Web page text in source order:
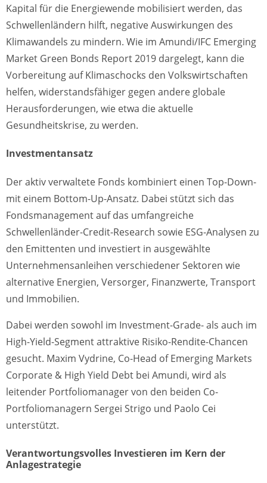
Kapital für die Energiewende mobilisiert werden, das
Schwellenländern hilft, negative Auswirkungen des
Klimawandels zu mindern. Wie im Amundi/IFC Emerging
Market Green Bonds Report 2019 dargelegt, kann die
Vorbereitung auf Klimaschocks den Volkswirtschaften
helfen, widerstandsfähiger gegen andere globale
Herausforderungen, wie etwa die aktuelle
Gesundheitskrise, zu werden.
Investmentansatz
Der aktiv verwaltete Fonds kombiniert einen Top-Down-
mit einem Bottom-Up-Ansatz. Dabei stützt sich das
Fondsmanagement auf das umfangreiche
Schwellenländer-Credit-Research sowie ESG-Analysen zu
den Emittenten und investiert in ausgewählte
Unternehmensanleihen verschiedener Sektoren wie
alternative Energien, Versorger, Finanzwerte, Transport
und Immobilien.
Dabei werden sowohl im Investment-Grade- als auch im
High-Yield-Segment attraktive Risiko-Rendite-Chancen
gesucht. Maxim Vydrine, Co-Head of Emerging Markets
Corporate & High Yield Debt bei Amundi, wird als
leitender Portfoliomanager von den beiden Co-
Portfoliomanagern Sergei Strigo und Paolo Cei
unterstützt.
Verantwortungsvolles Investieren im Kern der
Anlagestrategie